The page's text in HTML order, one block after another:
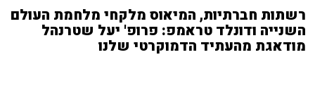
רשתות חברתיות, המיאוס מלקחי מלחמת העולם
השנייה ודונלד טראמפ: פרופ' יעל שטרנהל
מודאגת מהעתיד הדמוקרטי שלנו